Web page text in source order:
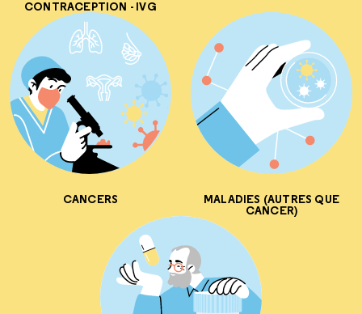
CONTRACEPTION - IVG
CANCERS MALADIES (AUTRES QUE
CANCER)